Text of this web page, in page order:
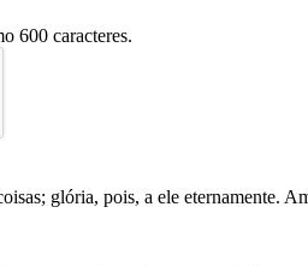
600 caracteres.
glória, pois, a ele eternamente.